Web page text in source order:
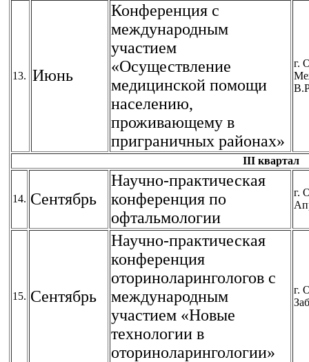
13. Июнь
Конференция с
международным
участием
«Осуществление
медицинской помощи
населению,
проживающему в
приграничных районах»
г.
III квартал
14. Сентябрь
Научно-практическая
конференция по
офтальмологии
г.
15. Сентябрь
Научно-практическая
конференция
оториноларингологов с
международным
участием «Новые
технологии в
оториноларингологии»
г.